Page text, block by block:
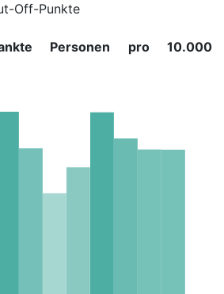
Off-Punkte
Personen pro 10.000